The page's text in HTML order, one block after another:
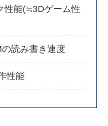
性能(≒3Dゲーム性
読み書き速度
性能